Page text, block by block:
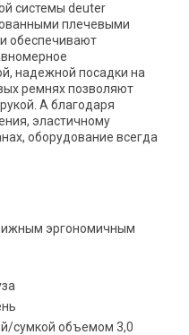
системы deuter
плечевыми
обеспечивают
надежной посадки на
ремнях позволяют
А благодаря
эластичному
оборудование всегда
эргономичным
сумкой объемом 3,0